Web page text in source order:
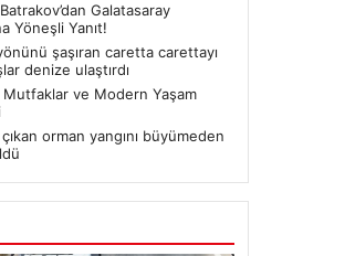
Galatasaray
Yöneşli Yanıt!
şaşıran caretta carettayı
denize ulaştırdı
ve Modern Yaşam
çıkan orman yangını büyümeden